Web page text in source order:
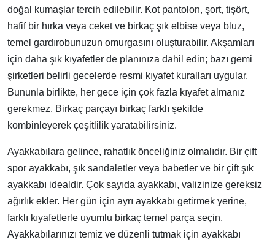
doğal kumaşlar tercih edilebilir. Kot pantolon, şort, tişört,
hafif bir hırka veya ceket ve birkaç şık elbise veya bluz,
temel gardırobunuzun omurgasını oluşturabilir. Akşamları
için daha şık kıyafetler de planınıza dahil edin; bazı gemi
şirketleri belirli gecelerde resmi kıyafet kuralları uygular.
Bununla birlikte, her gece için çok fazla kıyafet almanız
gerekmez. Birkaç parçayı birkaç farklı şekilde
kombinleyerek çeşitlilik yaratabilirsiniz.
Ayakkabılara gelince, rahatlık önceliğiniz olmalıdır. Bir çift
spor ayakkabı, şık sandaletler veya babetler ve bir çift şık
ayakkabı idealdir. Çok sayıda ayakkabı, valizinize gereksiz
ağırlık ekler. Her gün için ayrı ayakkabı getirmek yerine,
farklı kıyafetlerle uyumlu birkaç temel parça seçin.
Ayakkabılarınızı temiz ve düzenli tutmak için ayakkabı